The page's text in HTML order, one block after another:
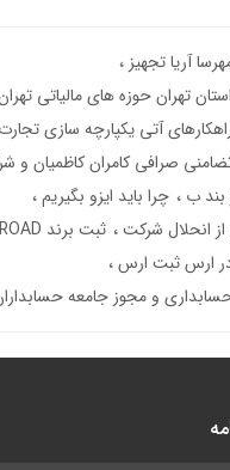
آریا تجهیز
استان تهران حوزه های مالیاتی
آتی یکپارچه سازی
صرافی کامران کاظمیان و
ب
چرا باید ایزو بگیریم
انحلال شرکت
ثبت برند RAINROAD
ارس ثبت ارس
و مجوز جامعه